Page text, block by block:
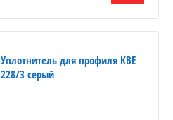
Уплотнитель для профиля КВЕ
228/3 серый